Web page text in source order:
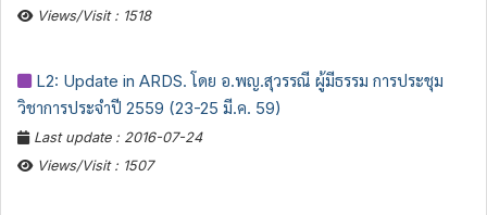
Views/Visit : 1518
L2: Update in ARDS. โดย อ.พญ.สุวรรณี ผู้มีธรรม การประชุม
วิชาการประจำปี 2559 (23-25 มี.ค. 59)
Last update : 2016-07-24
Views/Visit : 1507